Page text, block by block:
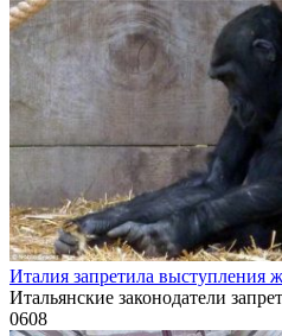
Италия запретила выступления
Итальянские законодатели
0608